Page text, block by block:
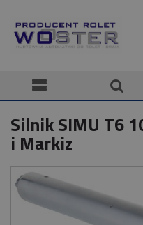
Silnik SIMU T6
i Markiz